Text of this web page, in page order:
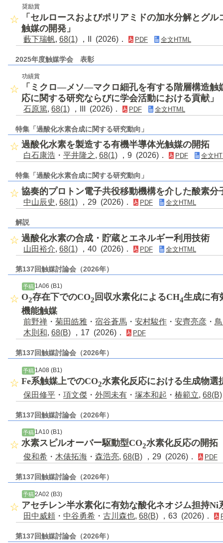
奨励賞
「セルロースおよびポリアミドの加水分解とグ
触媒の開発」
藪下瑞帆, 68(1) ，II (2026)． PDF 全文HTML
2025年度触媒学会 表彰
功績賞
「ミクロ―メソ―マクロ細孔を有する階層構造触
応に関する研究ならびに学会活動における貢献」
石原篤, 68(1) ，III (2026)． PDF 全文HTML
特集「過酸化水素合成に関する研究動向」
過酸化水素を製造する有機半導体光触媒の開拓
白石康浩 ・ 平井隆之, 68(1) ，9 (2026)． PDF 全文
特集「過酸化水素合成に関する研究動向」
協奏的プロトン電子共役移動機構を介した酸素分
中山辰史, 68(1) ，29 (2026)． PDF 全文HTML
解説
過酸化水素の合成・貯蔵とエネルギー利用技術
山田裕介, 68(1) ，40 (2026)． PDF 全文HTML
第137回触媒討論会（2026年）
予稿 1A06 (B1)
O2存在下でのCO2 回収水素化によるCH4生成に有
機能触媒
前野禅 ・ 菊田皓雅 ・ 宿谷蒼馬 ・ 安村駿作 ・ 安齊亮彦 ・
木則和, 68(B) ，17 (2026)． PDF
第137回触媒討論会（2026年）
予稿1A08 (B1)
Fe系触媒上でのCO2水素化反応における生成物選
保田修平 ・ 項文傑 ・ 外岡未有 ・ 塚本和起 ・ 椿範立, 68(B)
第137回触媒討論会（2026年）
予稿 1A10 (B1)
水素スピルオーバー駆動型CO2水素化反応の開拓
俊和希 ・ 木俵拓海 ・ 森浩亮, 68(B) ，29 (2026)． PDF
第137回触媒討論会（2026年）
予稿 2A02 (B3)
アセチレン半水素化に有効な酸化ネオジム担持Ni
田中威頼 ・ 中谷勇希 ・ 古川森也, 68(B) ，63 (2026)．
第137回触媒討論会（2026年）